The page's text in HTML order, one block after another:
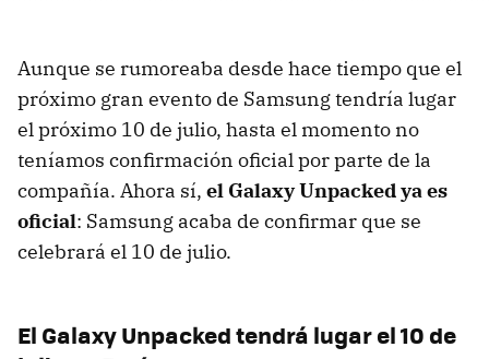
Aunque se rumoreaba desde hace tiempo que el
próximo gran evento de Samsung tendría lugar
el próximo 10 de julio, hasta el momento no
teníamos confirmación oficial por parte de la
compañía. Ahora sí, el Galaxy Unpacked ya es
oficial: Samsung acaba de confirmar que se
celebrará el 10 de julio.
El Galaxy Unpacked tendrá lugar el 10 de